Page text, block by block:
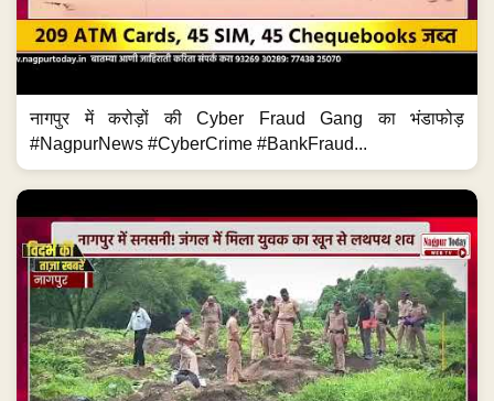
नागपुर में करोड़ों की Cyber Fraud Gang का भंडाफोड़
#NagpurNews #CyberCrime #BankFraud...